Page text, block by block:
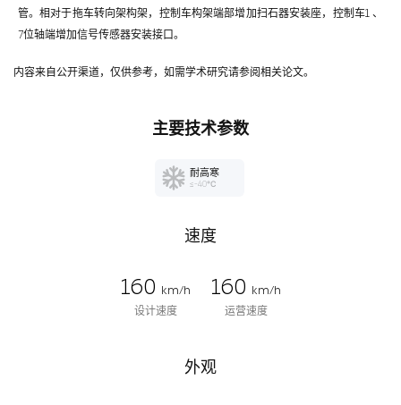
管。相对于拖车转向架构架，控制车构架端部增加扫石器安装座，控制车1 、
7位轴端增加信号传感器安装接口。
内容来自公开渠道，仅供参考，如需学术研究请参阅相关论文。
主要技术参数
耐高寒
≤-40℃
速度
160
km/h
设计速度
160
km/h
运营速度
外观